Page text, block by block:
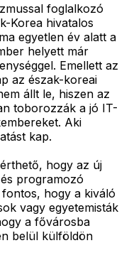
foglalkozó
Korea hivatalos
egyetlen év alatt a
helyett már
Emellett az
az észak-koreai
állt le, hiszen az
toborozzák a jó IT-
Aki
kap.
hogy az új
programozó
hogy a kiváló
vagy egyetemisták
a fővárosba
belül külföldön